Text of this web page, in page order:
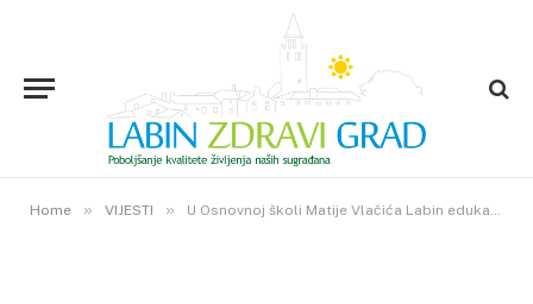
Home » VIJESTI » U Osnovnoj školi Matije Vlačića Labin edukacija učenika o važnosti oralnoga zdravlja
U Osnovnoj školi Matije Vlačića
Labin edukacija učenika o
važnosti oralnoga zdravlja
12. LIPNJA 2019. 1 VIEWS